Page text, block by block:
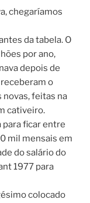
chegaríamos
da tabela. O
por ano,
depois de
o
novas, feitas na
cativeiro.
para ficar entre
mil mensais em
do salário do
1977 para
colocado